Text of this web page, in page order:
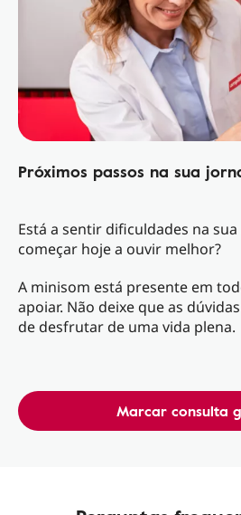
Próximos passos na sua
Está a sentir dificuldades na
começar hoje a ouvir melhor?
A minisom está presente em
apoiar. Não deixe que as
de desfrutar de uma vida plena.
Marcar consulta